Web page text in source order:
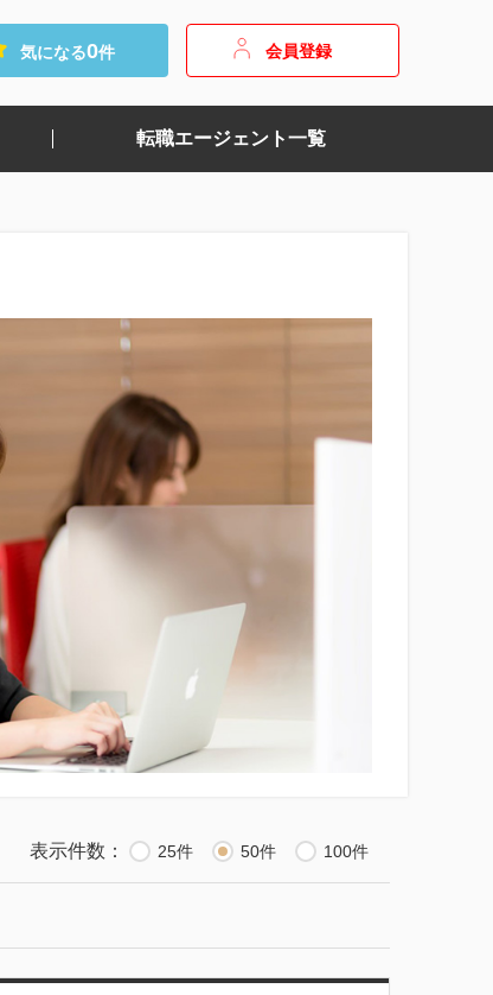
気になる0件 会員登録
転職エージェント一覧
表示件数： 25件 50件 100件